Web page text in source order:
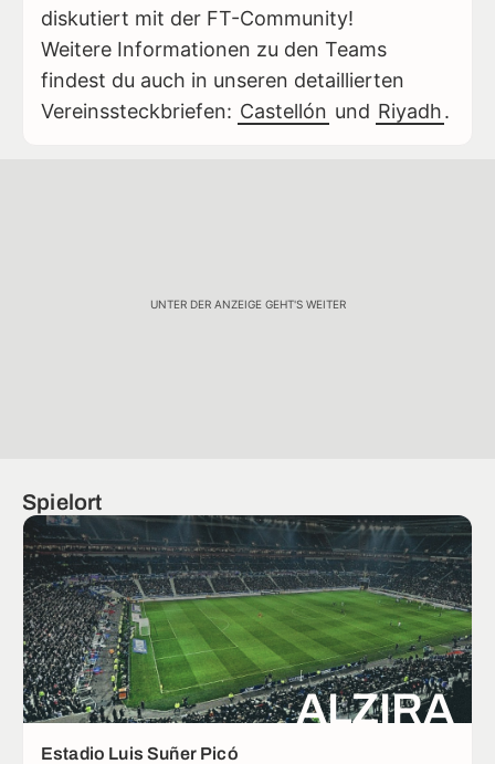
diskutiert mit der FT-Community!
Weitere Informationen zu den Teams
findest du auch in unseren detaillierten
Vereinssteckbriefen: Castellón und Riyadh.
UNTER DER ANZEIGE GEHT'S WEITER
Spielort
ALZIRA
Estadio Luis Suñer Picó